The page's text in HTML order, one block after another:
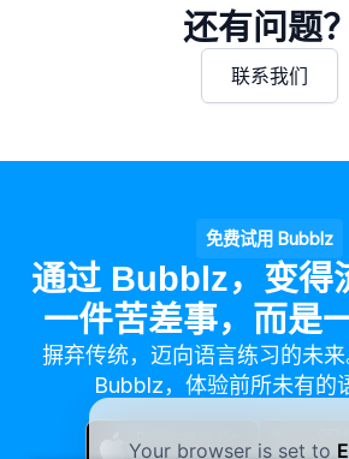
还有问题？
联系我们
免费试用 Bubblz
通过 Bubblz，变得
一件苦差事，而是
摒弃传统，迈向语言练习的未
Bubblz，体验前所未有的
Your browser is set to